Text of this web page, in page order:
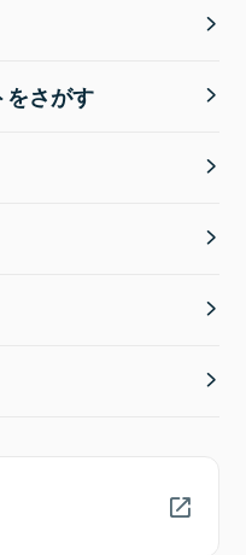
をさがす